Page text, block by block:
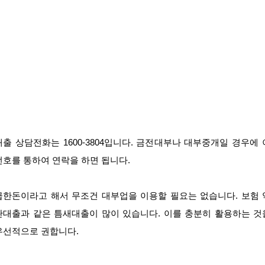
출 상담전화는 1600-3804입니다. 금전대부나 대부중개일 경우에
호를 통하여 연락을 하면 됩니다.
한돈이라고 해서 무조건 대부업을 이용할 필요는 없습니다. 보험
대출과 같은 틈새대출이 많이 있습니다. 이를 충분히 활용하는 것
선적으로 권합니다.